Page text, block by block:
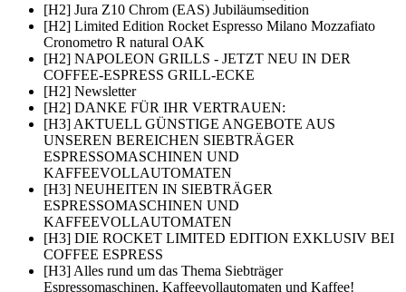
[H2] Jura Z10 Chrom (EAS) Jubiläumsedition
[H2] Limited Edition Rocket Espresso Milano Mozzafiato
Cronometro R natural OAK
[H2] NAPOLEON GRILLS - JETZT NEU IN DER
COFFEE-ESPRESS GRILL-ECKE
[H2] Newsletter
[H2] DANKE FÜR IHR VERTRAUEN:
[H3] AKTUELL GÜNSTIGE ANGEBOTE AUS
UNSEREN BEREICHEN SIEBTRÄGER
ESPRESSOMASCHINEN UND
KAFFEEVOLLAUTOMATEN
[H3] NEUHEITEN IN SIEBTRÄGER
ESPRESSOMASCHINEN UND
KAFFEEVOLLAUTOMATEN
[H3] DIE ROCKET LIMITED EDITION EXKLUSIV BEI
COFFEE ESPRESS
[H3] Alles rund um das Thema Siebträger
Espressomaschinen, Kaffeevollautomaten und Kaffee!